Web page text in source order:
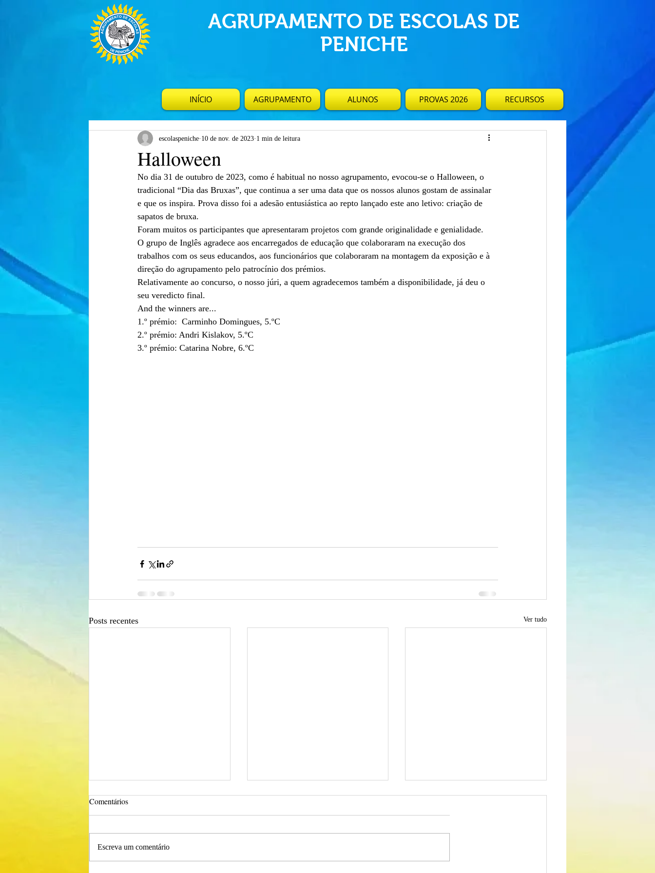
AGRUPAMENTO DE ESCOLAS DE
PENICHE
INÍCIO AGRUPAMENTO ALUNOS PROVAS 2026 RECURSOS
Halloween
escolaspeniche 10 de nov. de 2023 1 min de leitura
No dia 31 de outubro de 2023, como é habitual no nosso agrupamento, evocou-se o Halloween, o
tradicional “Dia das Bruxas”, que continua a ser uma data que os nossos alunos gostam de assinalar
e que os inspira. Prova disso foi a adesão entusiástica ao repto lançado este ano letivo: criação de
sapatos de bruxa.
Foram muitos os participantes que apresentaram projetos com grande originalidade e genialidade.
O grupo de Inglês agradece aos encarregados de educação que colaboraram na execução dos
trabalhos com os seus educandos, aos funcionários que colaboraram na montagem da exposição e à
direção do agrupamento pelo patrocínio dos prémios.
Relativamente ao concurso, o nosso júri, a quem agradecemos também a disponibilidade, já deu o
seu veredicto final.
And the winners are...
1.º prémio:  Carminho Domingues, 5.ºC
2.º prémio: Andri Kislakov, 5.ºC
3.º prémio: Catarina Nobre, 6.ºC
Posts recentes Ver tudo
Comentários
Escreva um comentário